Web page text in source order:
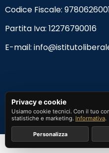
Codice Fiscale:
Partita Iva: 12276790016
E-mail:
Privacy e cookie
Usiamo cookie tecnici. Con il tuo
statistiche e marketing. Informativa.
Personalizza